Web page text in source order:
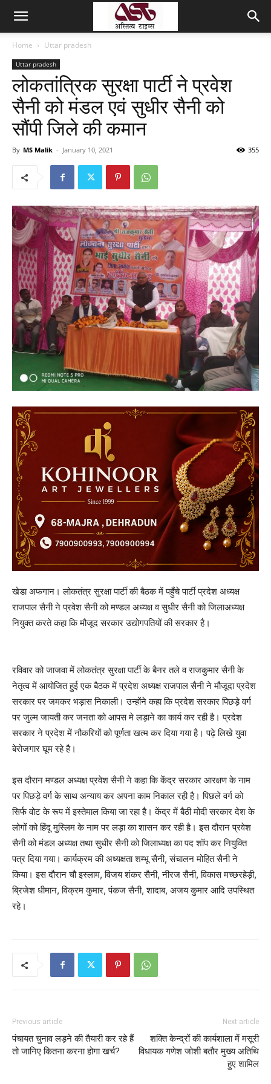
Home Uttar pradesh
Uttar pradesh
लोकतांत्रिक सुरक्षा पार्टी ने प्रवेश
सैनी को मंडल एवं सुधीर सैनी को
सौंपी जिले की कमान
By MS Malik - January 10, 2021 355
खेडा अफगान। लोकतंत्र सुरक्षा पार्टी की बैठक में पहुँचे पार्टी प्रदेश अध्यक्ष
राजपाल सैनी ने प्रवेश सैनी को मण्डल अध्यक्ष व सुधीर सैनी को जिलाअध्यक्ष
नियुक्त करते कहा कि मौजूद सरकार उद्योगपतियों की सरकार है।
रविवार को जाजवा में लोकतंत्र सुरक्षा पार्टी के बैनर तले व राजकुमार सैनी के
नेतृत्व में आयोजित हुई एक बैठक में प्रदेश अध्यक्ष राजपाल सैनी ने मौजूदा प्रदेश
सरकार पर जमकर भड़ास निकाली। उन्होंने कहा कि प्रदेश सरकार पिछड़े वर्ग
पर जुल्म जायती कर जनता को आपस मे लड़ाने का कार्य कर रही है। प्रदेश
सरकार ने प्रदेश में नौकरियों को पूर्णता खत्म कर दिया गया है। पढ़े लिखे युवा
बेरोजगार घूम रहे है।
इस दौरान मण्डल अध्यक्ष प्रवेश सैनी ने कहा कि केंद्र सरकार आरक्षण के नाम
पर पिछड़े वर्ग के साथ अन्याय कर अपना काम निकाल रही है। पिछले वर्ग को
सिर्फ वोट के रूप में इस्तेमाल किया जा रहा है। केंद्र में बैठी मोदी सरकार देश के
लोगों को हिंदू मुस्लिम के नाम पर लड़ा का शासन कर रही है। इस दौरान प्रवेश
सैनी को मंडल अध्यक्ष तथा सुधीर सैनी को जिलाध्यक्ष का पद शॉप कर नियुक्ति
पत्र दिया गया। कार्यक्रम की अध्यक्षता शम्भू सैनी, संचालन मोहित सैनी ने
किया। इस दौरान चौ इस्लाम, विजय शंकर सैनी, नीरज सैनी, विकास मच्छरहेड़ी,
ब्रिजेश धीमान, विक्रम कुमार, पंकज सैनी, शादाब, अजय कुमार आदि उपस्थित
रहे।
Previous article
पंचायत चुनाव लड़ने की तैयारी कर रहे हैं
तो जानिए कितना करना होगा खर्च?
Next article
शक्ति केन्द्रों की कार्यशाला में मसूरी
विधायक गणेश जोशी बतौर मुख्य अतिथि
हुए शामिल